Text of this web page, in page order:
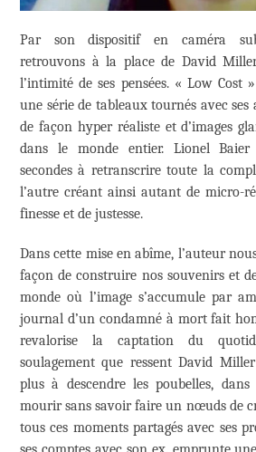
Par son dispositif en caméra
retrouvons à la place de David
l’intimité de ses pensées. « Low Cost
une série de tableaux tournés avec ses
de façon hyper réaliste et d’images
dans le monde entier. Lionel Baier
secondes à retranscrire toute la
l’autre créant ainsi autant de micro-
finesse et de justesse.
Dans cette mise en abîme, l’auteur
façon de construire nos souvenirs et
monde où l’image s’accumule par
journal d’un condamné à mort fait
revalorise la captation du
soulagement que ressent David
plus à descendre les poubelles,
mourir sans savoir faire un nœuds de
tous ces moments partagés avec ses